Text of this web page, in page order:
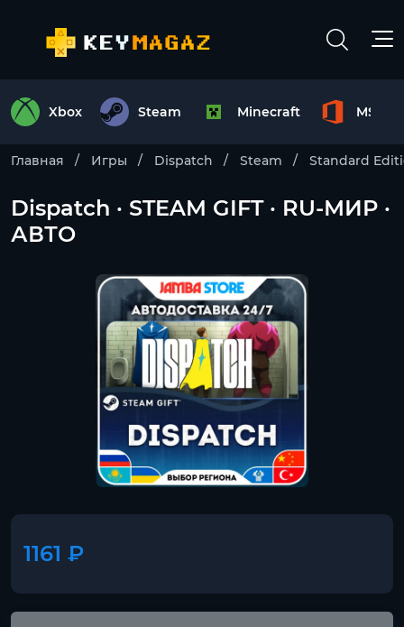
Xbox Steam Minecraft MS
Главная Игры Dispatch Steam Standard
Dispatch · STEAM GIFT · RU-МИР ·
АВТО
1161 ₽